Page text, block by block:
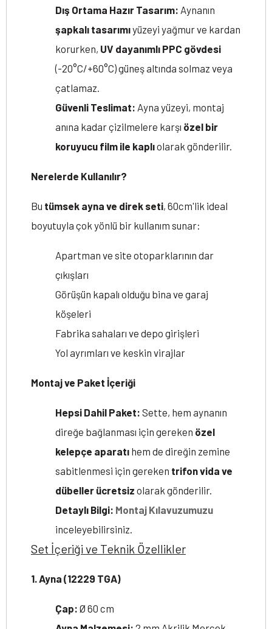
Dış Ortama Hazır Tasarım: Aynanın
şapkalı tasarımıyüzeyi yağmur ve kardan
korurken, UV dayanımlı PPC gövdesi
(-20°C/+60°C) güneş altında solmaz veya
çatlamaz.
Güvenli Teslimat: Ayna yüzeyi, montaj
anına kadar çizilmelere karşı özel bir
koruyucu film ile kaplıolarak gönderilir.
Nerelerde Kullanılır?
Bu tümsek ayna ve direk seti, 60cm'lik ideal
boyutuyla çok yönlü bir kullanım sunar:
Apartman ve site otoparklarının dar
çıkışları
Görüşün kapalı olduğu bina ve garaj
köşeleri
Fabrika sahaları ve depo girişleri
Yol ayrımları ve keskin virajlar
Montaj ve Paket İçeriği
Hepsi Dahil Paket: Sette, hem aynanın
direğe bağlanması için gereken özel
kelepçe aparatı hem de direğin zemine
sabitlenmesi için gereken trifon vida ve
dübeller ücretsiz olarak gönderilir.
Detaylı Bilgi: Montaj Kılavuzumuzu
inceleyebilirsiniz.
Set İçeriği ve Teknik Özellikler
1. Ayna (12229 TGA)
Çap: Ø 60 cm